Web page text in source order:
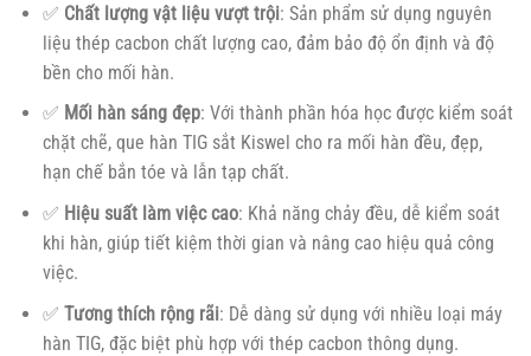
✅ Chất lượng vật liệu vượt trội: Sản phẩm sử dụng nguyên
liệu thép cacbon chất lượng cao, đảm bảo độ ổn định và độ
bền cho mối hàn.
✅ Mối hàn sáng đẹp: Với thành phần hóa học được kiểm soát
chặt chẽ, que hàn TIG sắt Kiswel cho ra mối hàn đều, đẹp,
hạn chế bắn tóe và lẫn tạp chất.
✅ Hiệu suất làm việc cao: Khả năng chảy đều, dễ kiểm soát
khi hàn, giúp tiết kiệm thời gian và nâng cao hiệu quả công
việc.
✅ Tương thích rộng rãi: Dễ dàng sử dụng với nhiều loại máy
hàn TIG, đặc biệt phù hợp với thép cacbon thông dụng.